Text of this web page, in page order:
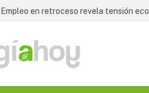
Empleo en retroceso revela tensión